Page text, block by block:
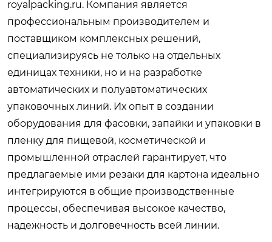
royalpacking.ru. Компания является
профессиональным производителем и
поставщиком комплексных решений,
специализируясь не только на отдельных
единицах техники, но и на разработке
автоматических и полуавтоматических
упаковочных линий. Их опыт в создании
оборудования для фасовки, запайки и упаковки в
пленку для пищевой, косметической и
промышленной отраслей гарантирует, что
предлагаемые ими резаки для картона идеально
интегрируются в общие производственные
процессы, обеспечивая высокое качество,
надежность и долговечность всей линии.